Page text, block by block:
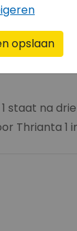
liep zelfs
naar
staat na
1
opslaan